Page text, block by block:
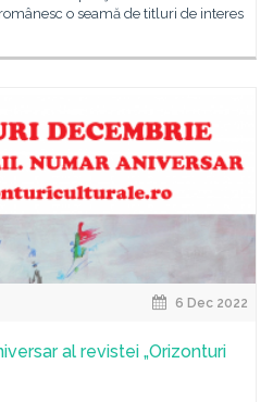
o seamă de titluri de interes
6 Dec 2022
al revistei „Orizonturi